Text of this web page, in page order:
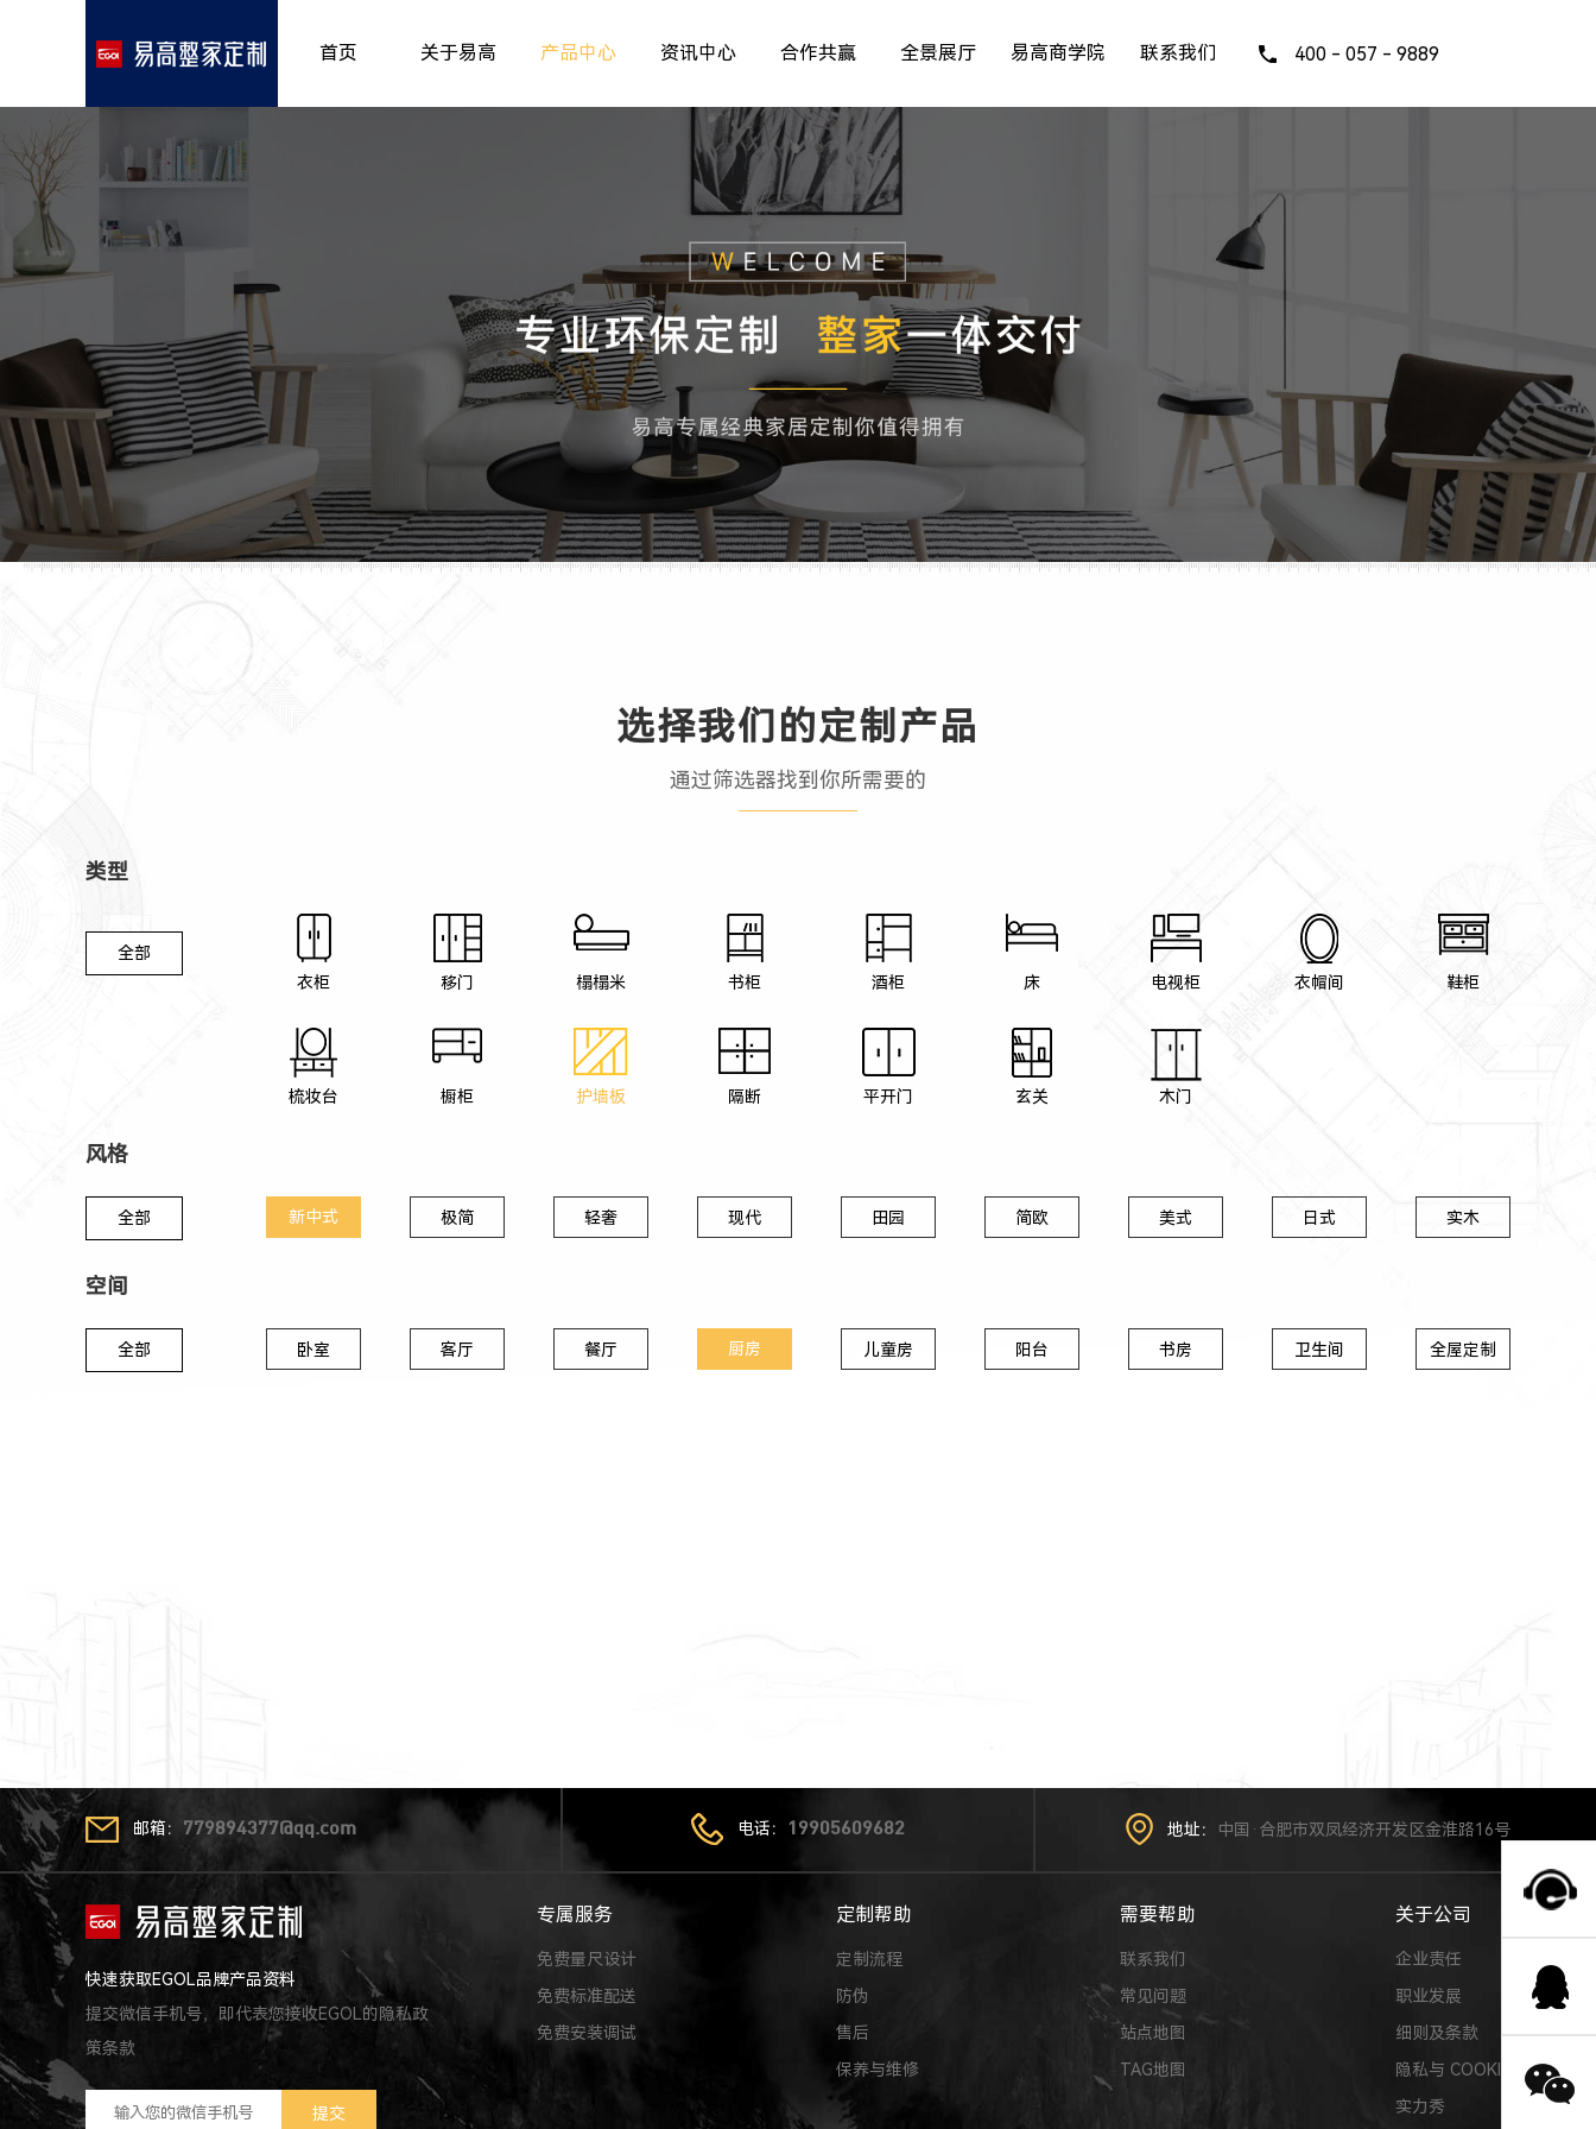
首页 关于易高 产品中心
餐厅空间 >
客厅空间 >
卧室空间
>
资讯中心
品牌资讯 >
行业资讯
合作共赢 全景展厅 易高商学院 联系我们 400 - 057 - 9889
选择我们的定制产品
通过筛选器找到你所需要的
类型
全部
衣柜
移门 榻榻米 书柜 酒柜 床 电视柜 衣帽间 鞋柜
梳妆台 橱柜 护墙板 隔断 平开门 玄关 木门
风格
全部 新中式 极简 轻奢 现代 田园 简欧 美式 日式 实木
空间
全部 卧室 客厅 餐厅 厨房 儿童房 阳台 书房 卫生间 全屋定制
邮箱： 779894377@qq.com 电话： 19905609682 地址： 中国·合肥市双凤经济开发区金淮路16号
快速获取EGOL品牌产品资料
提交微信手机号，即代表您接收EGOL的隐私政
策条款
专属服务
免费量尺设计
免费标准配送
免费安装调试
定制帮助
定制流程
防伪
售后
保养与维修
需要帮助
联系我们
常见问题
站点地图
TAG地图
关于公司
企业责任
职业发展
细则及条款
隐私与 COOKIE
实力秀